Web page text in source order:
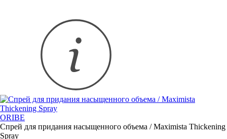
ORIBE
Спрей для придания насыщенного объема / Maximista Thickening
Spray